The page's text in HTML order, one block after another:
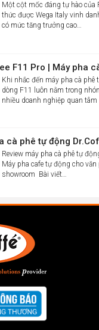
Một cột mốc đáng tự hào của
thức được Wega Italy vinh
có mức tăng trưởng cao…
Khi nhắc đến máy pha cà phê
dòng F11 luôn nằm trong
nhiều doanh nghiệp quan
Review máy pha cà phê tự
Máy pha cafe tự động cho
showroom Bài viết…